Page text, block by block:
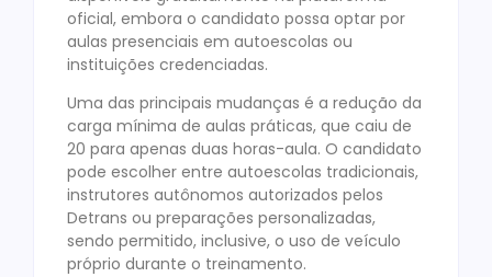
oficial, embora o candidato possa optar por
aulas presenciais em autoescolas ou
instituições credenciadas.
Uma das principais mudanças é a redução da
carga mínima de aulas práticas, que caiu de
20 para apenas duas horas-aula. O candidato
pode escolher entre autoescolas tradicionais,
instrutores autônomos autorizados pelos
Detrans ou preparações personalizadas,
sendo permitido, inclusive, o uso de veículo
próprio durante o treinamento.